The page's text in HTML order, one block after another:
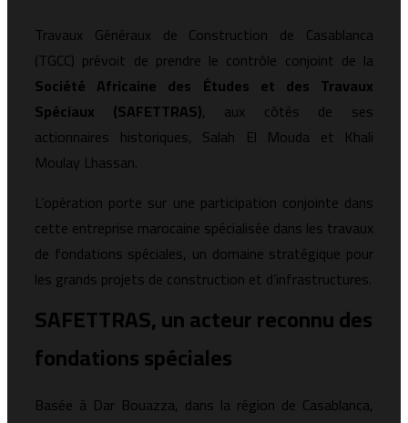
Travaux Généraux de Construction de Casablanca
(TGCC) prévoit de prendre le contrôle conjoint de la
Société Africaine des Études et des Travaux
Spéciaux (SAFETTRAS), aux côtés de ses
actionnaires historiques, Salah El Mouda et Khali
Moulay Lhassan.
L’opération porte sur une participation conjointe dans
cette entreprise marocaine spécialisée dans les travaux
de fondations spéciales, un domaine stratégique pour
les grands projets de construction et d’infrastructures.
SAFETTRAS, un acteur reconnu des
fondations spéciales
Basée à Dar Bouazza, dans la région de Casablanca,